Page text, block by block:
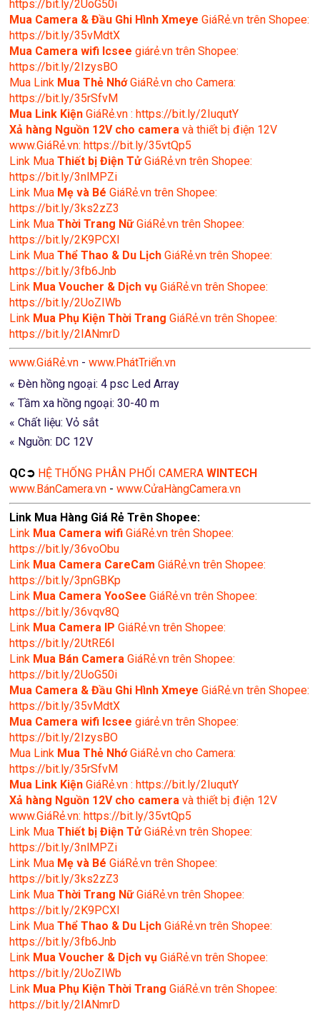
https://bit.ly/2UoG50i
Mua Camera & Đầu Ghi Hình XmeyeGiáRẻ.vn trên Shopee:
https://bit.ly/35vMdtX
Mua Camera wifi Icsee giárẻ.vn trên Shopee:
https://bit.ly/2IzysBO
Mua Link Mua Thẻ NhớGiáRẻ.vn cho Camera:
https://bit.ly/35rSfvM
Mua Link KiệnGiáRẻ.vn : https://bit.ly/2IuqutY
Xả hàng Nguồn 12V cho cameravà thiết bị điện 12V
www.GiáRẻ.vn: https://bit.ly/35vtQp5
Link MuaThiết bị Điện TửGiáRẻ.vn trên Shopee:
https://bit.ly/3nlMPZi
Link Mua Mẹ và Bé GiáRẻ.vn trên Shopee:
https://bit.ly/3ks2zZ3
Link MuaThời Trang NữGiáRẻ.vn trên Shopee:
https://bit.ly/2K9PCXl
Link Mua Thể Thao & Du Lịch GiáRẻ.vn trên Shopee:
https://bit.ly/3fb6Jnb
Link Mua Voucher & Dịch vụ GiáRẻ.vn trên Shopee:
https://bit.ly/2UoZIWb
Link Mua Phụ Kiện Thời TrangGiáRẻ.vn trên Shopee:
https://bit.ly/2IANmrD
www.GiáRẻ.vn -www.PhátTriển.vn
« Đèn hồng ngoại: 4 psc Led Array
« Tầm xa hồng ngoại: 30-40 m
« Chất liệu: Vỏ sắt
« Nguồn: DC 12V
QC➲ HỆ THỐNG PHÂN PHỐI CAMERAWINTECH
www.BánCamera.vn -www.CửaHàngCamera.vn
Link Mua Hàng Giá Rẻ Trên Shopee:
Link Mua Camera wifiGiáRẻ.vn trên Shopee:
https://bit.ly/36voObu
Link Mua Camera CareCam GiáRẻ.vn trên Shopee:
https://bit.ly/3pnGBKp
Link Mua Camera YooSee GiáRẻ.vn trên Shopee:
https://bit.ly/36vqv8Q
Link Mua Camera IP GiáRẻ.vn trên Shopee:
https://bit.ly/2UtRE6l
Link Mua Bán CameraGiáRẻ.vn trên Shopee:
https://bit.ly/2UoG50i
Mua Camera & Đầu Ghi Hình XmeyeGiáRẻ.vn trên Shopee:
https://bit.ly/35vMdtX
Mua Camera wifi Icsee giárẻ.vn trên Shopee:
https://bit.ly/2IzysBO
Mua Link Mua Thẻ NhớGiáRẻ.vn cho Camera:
https://bit.ly/35rSfvM
Mua Link KiệnGiáRẻ.vn : https://bit.ly/2IuqutY
Xả hàng Nguồn 12V cho cameravà thiết bị điện 12V
www.GiáRẻ.vn: https://bit.ly/35vtQp5
Link MuaThiết bị Điện TửGiáRẻ.vn trên Shopee:
https://bit.ly/3nlMPZi
Link Mua Mẹ và Bé GiáRẻ.vn trên Shopee:
https://bit.ly/3ks2zZ3
Link MuaThời Trang NữGiáRẻ.vn trên Shopee:
https://bit.ly/2K9PCXl
Link Mua Thể Thao & Du Lịch GiáRẻ.vn trên Shopee:
https://bit.ly/3fb6Jnb
Link Mua Voucher & Dịch vụ GiáRẻ.vn trên Shopee:
https://bit.ly/2UoZIWb
Link Mua Phụ Kiện Thời TrangGiáRẻ.vn trên Shopee:
https://bit.ly/2IANmrD